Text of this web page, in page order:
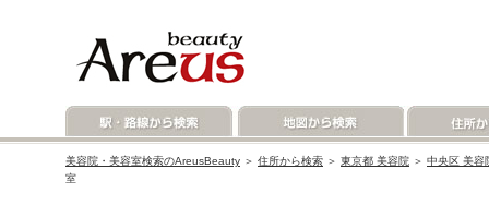
美容院・美容室検索のAreusBeauty ＞ 住所から検索 ＞ 東京都 美容院 ＞ 中央区 美容
室